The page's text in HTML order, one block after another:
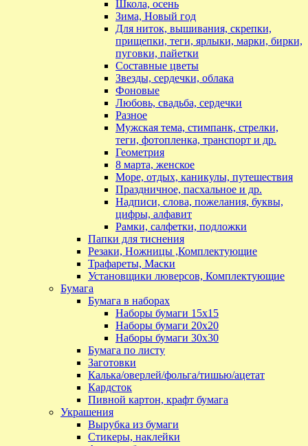
Школа, осень
Зима, Новый год
Для ниток, вышивания, скрепки,
прищепки, теги, ярлыки, марки, бирки,
пуговки, пайетки
Составные цветы
Звезды, сердечки, облака
Фоновые
Любовь, свадьба, сердечки
Разное
Мужская тема, стимпанк, стрелки,
теги, фотопленка, транспорт и др.
Геометрия
8 марта, женское
Море, отдых, каникулы, путешествия
Праздничное, пасхальное и др.
Надписи, слова, пожелания, буквы,
цифры, алфавит
Рамки, салфетки, подложки
Папки для тиснения
Резаки, Ножницы ,Комплектующие
Трафареты, Маски
Установщики люверсов, Комплектующие
Бумага
Бумага в наборах
Наборы бумаги 15х15
Наборы бумаги 20х20
Наборы бумаги 30х30
Бумага по листу
Заготовки
Калька/оверлей/фольга/тишью/ацетат
Кардсток
Пивной картон, крафт бумага
Украшения
Вырубка из бумаги
Стикеры, наклейки